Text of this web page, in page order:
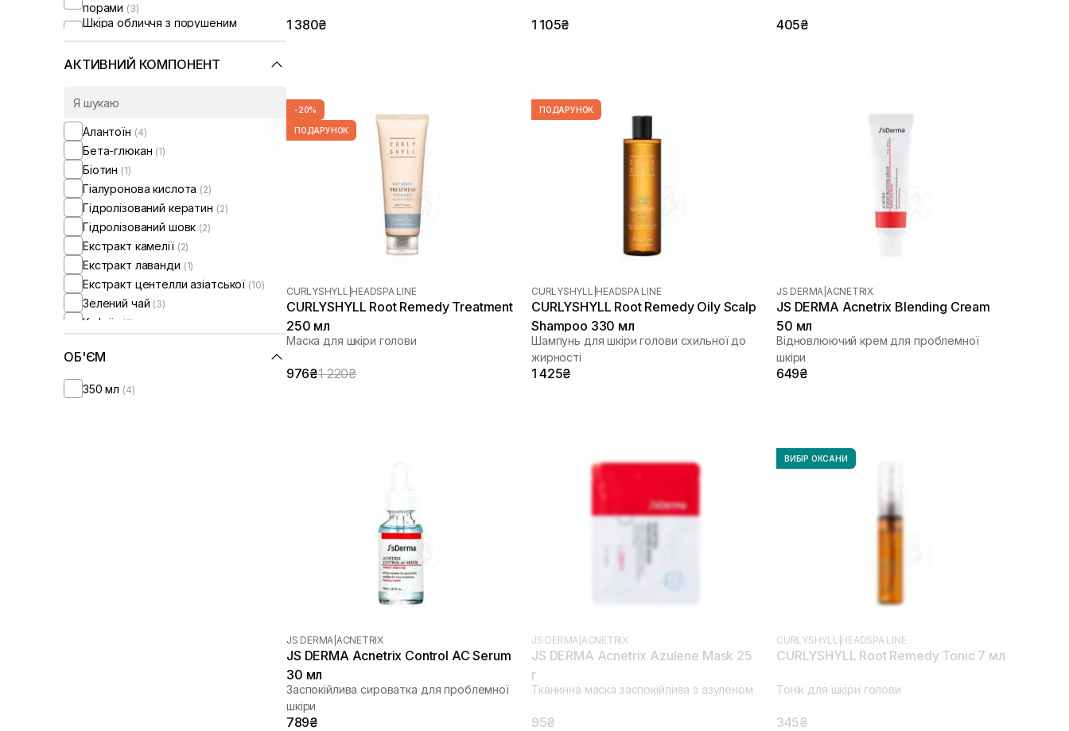
порами (3)
Шкіра обличчя з порушеним
барʼєром(2)
мікробіомом(1)
Суха шкіра голови
Від випадіння та для стимуляції
росту волосся
Від лупи(1)
Тонке волосся (3)
Ламке волосся(1)
Для обʼєму волосся
Сироватки від постакне
АКТИВНИЙ КОМПОНЕНТ
Алантоїн (4)
Бета-глюкан (1)
Біотин (1)
Гіалуронова кислота (2)
Гідролізований кератин (2)
Гідролізований шовк (2)
Екстракт камелії (2)
Екстракт лаванди (1)
Екстракт центелли азіатської (10)
Зелений чай (3)
Кофеїн (1)
Ніацинамід
Олія аргани
ОБ'ЄМ
350 мл (4)
1 380₴ 1 105₴ 405₴
-20%
ПОДАРУНОК
CURLYSHYLL HEADSPA LINE
CURLYSHYLL Root Remedy Treatment
250 мл
Маска для шкіри голови
976₴1 220₴
ПОДАРУНОК
CURLYSHYLL HEADSPA LINE
CURLYSHYLL Root Remedy Oily Scalp
Shampoo 330 мл
Шампунь для шкіри голови схильної до
жирності
1 425₴
JS DERMA ACNETRIX
JS DERMA Acnetrix Blending Cream
50 мл
Відновлюючий крем для проблемної
шкіри
649₴
JS DERMA ACNETRIX
JS DERMA Acnetrix Control AC Serum
30 мл
Заспокійлива сироватка для проблемної
шкіри
789₴
JS DERMA ACNETRIX
JS DERMA Acnetrix Azulene Mask 25
г
Тканинна маска заспокійлива з азуленом
95₴
ВИБІР ОКСАНИ
CURLYSHYLL HEADSPA LINE
CURLYSHYLL Root Remedy Tonic 7 мл
Тонік для шкіри голови
345₴